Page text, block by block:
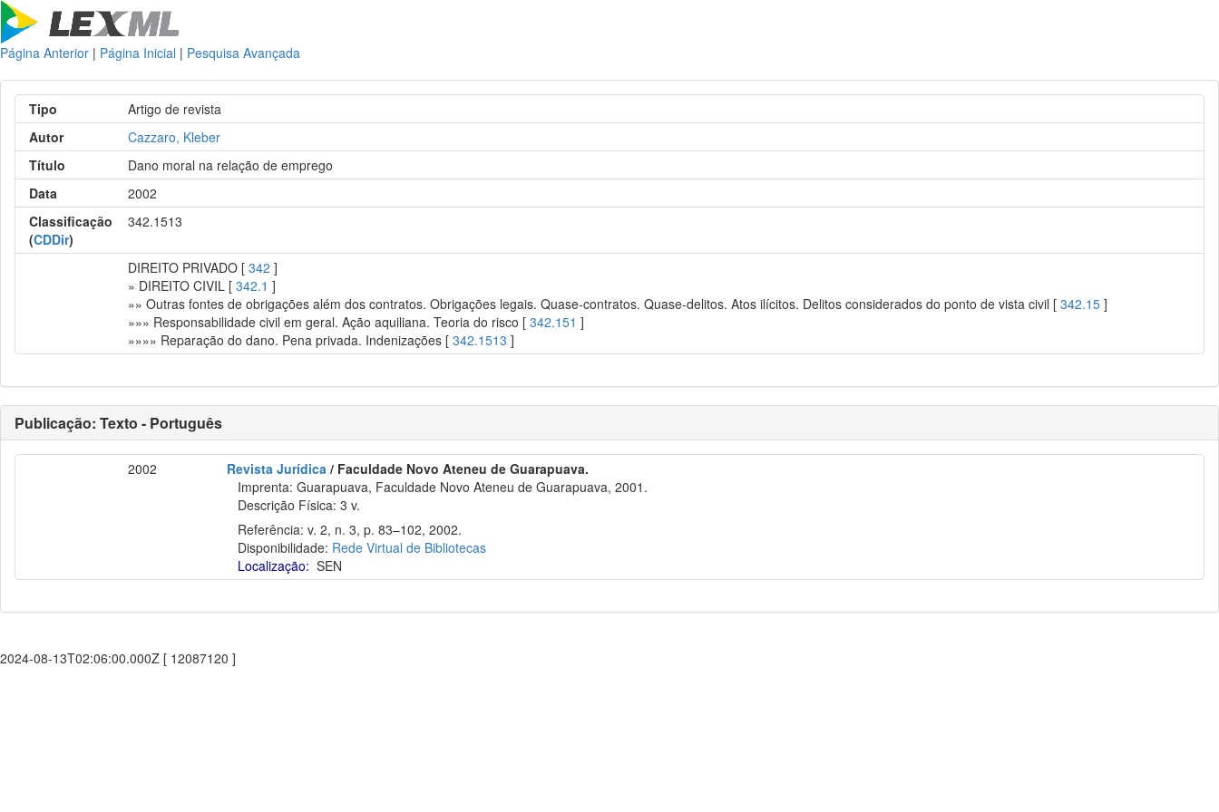
Página Anterior | Página Inicial | Pesquisa Avançada
Tipo
Artigo de revista
Autor
Cazzaro, Kleber
Título
Dano moral na relação de emprego
Data
2002
Classificação
(CDDir)
342.1513
DIREITO PRIVADO [342 ]
» DIREITO CIVIL [342.1 ]
»» Outras fontes de obrigações além dos contratos. Obrigações legais. Quase-contratos. Quase-delitos. Atos ilícitos. Delitos considerados do ponto de vista civil [342.15 ]
»»» Responsabilidade civil em geral. Ação aquiliana. Teoria do risco [342.151 ]
»»»» Reparação do dano. Pena privada. Indenizações [342.1513 ]
Publicação: Texto - Português
2002 Revista Jurídica / Faculdade Novo Ateneu de Guarapuava.
Imprenta: Guarapuava, Faculdade Novo Ateneu de Guarapuava, 2001.
Descrição Física: 3 v.
Referência: v. 2, n. 3, p. 83–102, 2002.
Disponibilidade: Rede Virtual de Bibliotecas
Localização: SEN
2024-08-13T02:06:00.000Z [ 12087120 ]